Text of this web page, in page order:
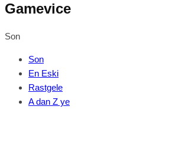
Gamevice
Son
Son
En Eski
Rastgele
A dan Z ye